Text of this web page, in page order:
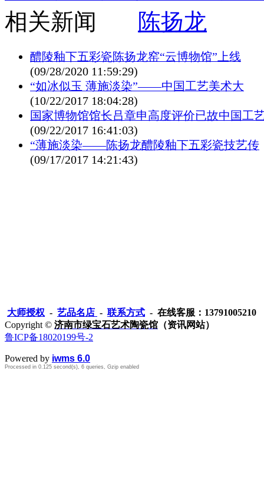
相关新闻
陈扬龙
醴陵釉下五彩瓷陈扬龙窑“云博物馆”上线
(09/28/2020 11:59:29)
“如冰似玉 薄施淡染”——中国工艺美术大
(10/22/2017 18:04:28)
国家博物馆馆长吕章申高度评价已故中国工
(09/22/2017 16:41:03)
“薄施淡染——陈扬龙醴陵釉下五彩瓷技艺传
(09/17/2017 14:21:43)
大师授权 - 艺品名店 - 联系方式 - 在线客服：13791005210
Copyright © 济南市绿宝石艺术陶瓷馆 （资讯网站）
鲁ICP备18020199号-2
Powered by iwms 6.0
Processed in 0.125 second(s), 6 queries, Gzip enabled